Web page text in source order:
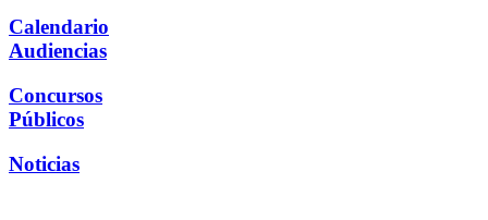
Calendario
Audiencias
Concursos
Públicos
Noticias